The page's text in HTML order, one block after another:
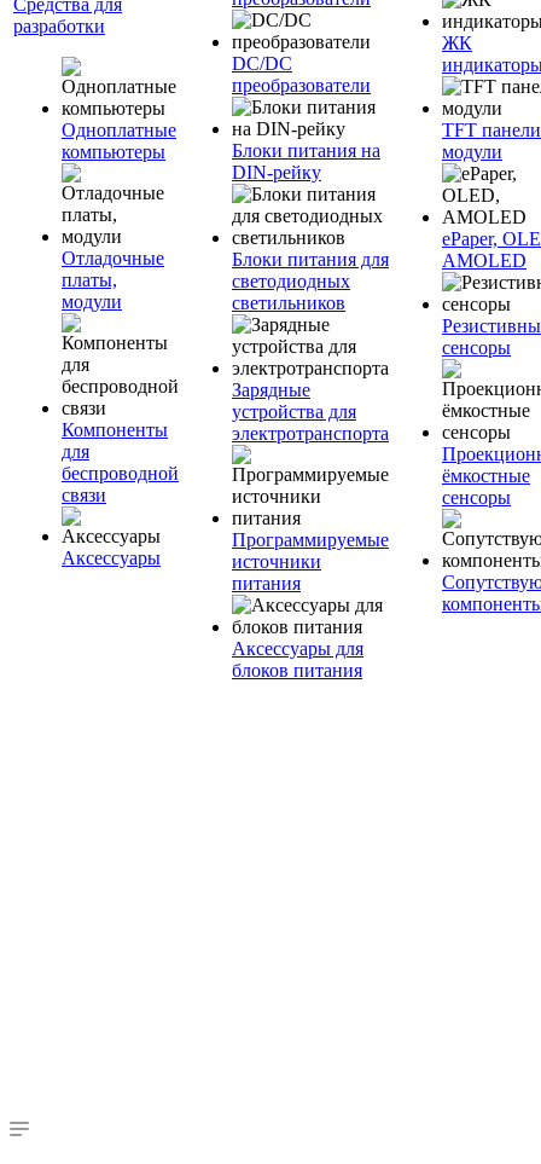
Средства для
разработки
Одноплатные
компьютеры
Отладочные
платы,
модули
Компоненты
для
беспроводной
связи
Аксессуары
DC/DC
преобразователи
Блоки питания на
DIN-рейку
Блоки питания для
светодиодных
светильников
Зарядные
устройства для
электротранспорта
Программируемые
источники
питания
Аксессуары для
блоков питания
ЖК
TFT
модули
ePaper,
AMOLED
сенсоры
ёмкостные
сенсоры